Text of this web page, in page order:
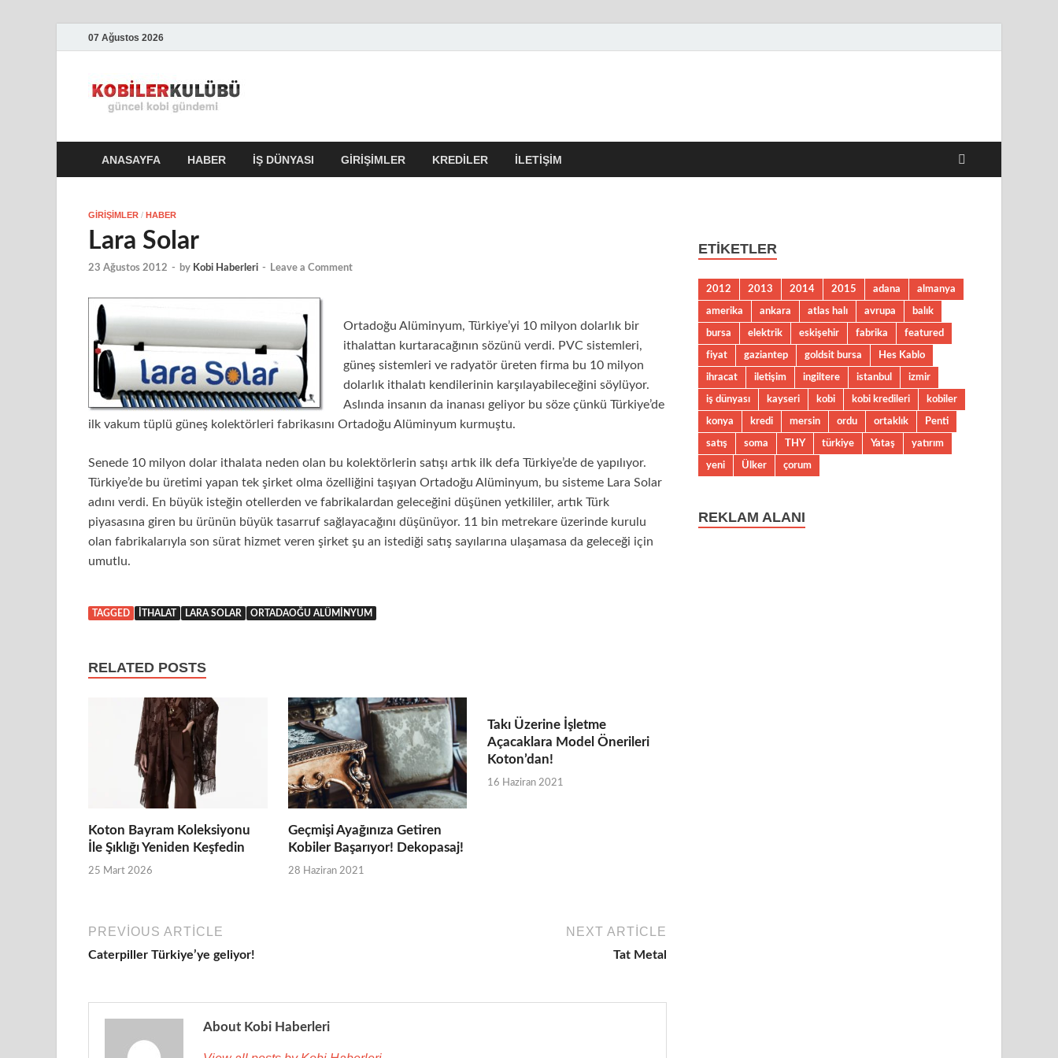
07 Ağustos 2026
ANASAYFA HABER İŞ DÜNYASI GIRIŞIMLER KREDILER İLETIŞIM
GIRIŞIMLER / HABER
Lara Solar
23 Ağustos 2012 - by Kobi Haberleri - Leave a Comment
Ortadoğu Alüminyum, Türkiye’yi 10 milyon dolarlık bir
ithalattan kurtaracağının sözünü verdi. PVC sistemleri,
güneş sistemleri ve radyatör üreten firma bu 10 milyon
dolarlık ithalatı kendilerinin karşılayabileceğini söylüyor.
Aslında insanın da inanası geliyor bu söze çünkü Türkiye’de
ilk vakum tüplü güneş kolektörleri fabrikasını Ortadoğu Alüminyum kurmuştu.
Senede 10 milyon dolar ithalata neden olan bu kolektörlerin satışı artık ilk defa Türkiye’de de yapılıyor.
Türkiye’de bu üretimi yapan tek şirket olma özelliğini taşıyan Ortadoğu Alüminyum, bu sisteme Lara Solar
adını verdi. En büyük isteğin otellerden ve fabrikalardan geleceğini düşünen yetkililer, artık Türk
piyasasına giren bu ürünün büyük tasarruf sağlayacağını düşünüyor. 11 bin metrekare üzerinde kurulu
olan fabrikalarıyla son sürat hizmet veren şirket şu an istediği satış sayılarına ulaşamasa da geleceği için
umutlu.
TAGGED ITHALAT LARA SOLAR ORTADAOĞU ALÜMINYUM
RELATED POSTS
Koton Bayram Koleksiyonu
İle Şıklığı Yeniden Keşfedin
25 Mart 2026
Geçmişi Ayağınıza Getiren
Kobiler Başarıyor! Dekopasaj!
28 Haziran 2021
Takı Üzerine İşletme
Açacaklara Model Önerileri
Koton’dan!
16 Haziran 2021
PREVIOUS ARTICLE
Caterpiller Türkiye’ye geliyor!
NEXT ARTICLE
Tat Metal
About Kobi Haberleri
ETIKETLER
2012 2013 2014 2015 adana
almanya
amerika
ankara atlas halı avrupa
balık
bursa
elektrik eskişehir fabrika
featured
fiyat
gaziantep goldsit bursa
Hes Kablo
ihracat
iletişim ingiltere istanbul
izmir
iş dünyası
kayseri kobi kobi kredileri
kobiler
konya
kredi mersin ordu ortaklık
Penti
satış
soma THY türkiye Yataş
yatırım
yeni
Ülker çorum
REKLAM ALANI